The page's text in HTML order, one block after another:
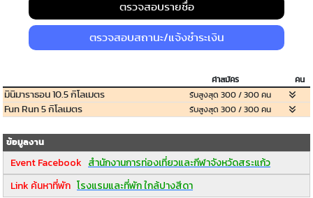
ตรวจสอบรายชื่อ
ตรวจสอบสถานะ/แจ้งชำระเงิน
ค่าสมัคร คน
มินิมาราธอน 10.5 กิโลเมตร รับสูงสุด 300 / 300 คน
Fun Run 5 กิโลเมตร รับสูงสุด 300 / 300 คน
ข้อมูลงาน
Event Facebook สำนักงานการท่องเที่ยวและกีฬาจังหวัดสระแก้ว
Link ค้นหาที่พัก โรงแรมและที่พัก ใกล้ปางสีดา